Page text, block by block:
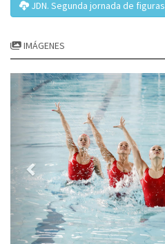
JDN. Segunda jornada de figuras
IMÁGENES